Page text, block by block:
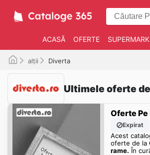
ACASĂ OFERTE
alții Diverta
Ultimele oferte
Oferte Pe
Expirat
Acest
oferte de la
rame. În